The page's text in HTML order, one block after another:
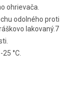
ohrievača.
odolného proti
lakovaný.7
°C.